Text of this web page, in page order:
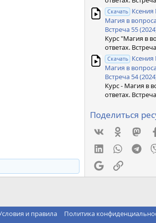
Скачать
Магия в
Встреча 55
Курс "Магия в
ответах.
Скачать
Магия в
Встреча 54
Курс - Магия в
ответах.
Поделиться
Vkontakte
LinkedIn
GoogleСсылка
и правила Политика